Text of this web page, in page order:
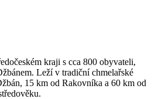
kraji s cca 800 obyvateli,
Leží v tradiční chmelařské
15 km od Rakovníka a 60 km od